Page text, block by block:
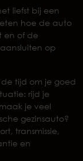
liefst bij een
hoe de auto
en of de
op
tijd om je goed
rijd je
je veel
gezinsauto?
transmissie,
en